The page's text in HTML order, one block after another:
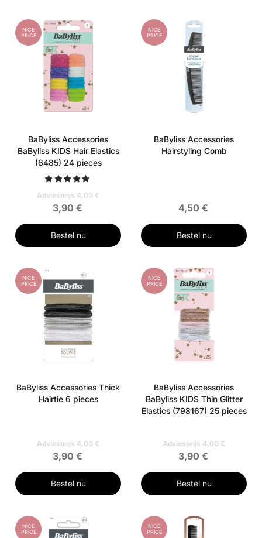
NICE
PRICE
BaByliss Accessories
BaByliss KIDS Hair Elastics
(6485) 24 pieces
Adviesprijs 4,00 €
3,90 €
Bestel nu
NICE
PRICE
BaByliss Accessories
Hairstyling Comb
4,50 €
Bestel nu
NICE
PRICE
BaByliss Accessories Thick
Hairtie 6 pieces
Adviesprijs 4,00 €
3,90 €
Bestel nu
NICE
PRICE
BaByliss Accessories
BaByliss KIDS Thin Glitter
Elastics (798167) 25 pieces
Adviesprijs 4,00 €
3,90 €
Bestel nu
NICE
PRICE
NICE
PRICE